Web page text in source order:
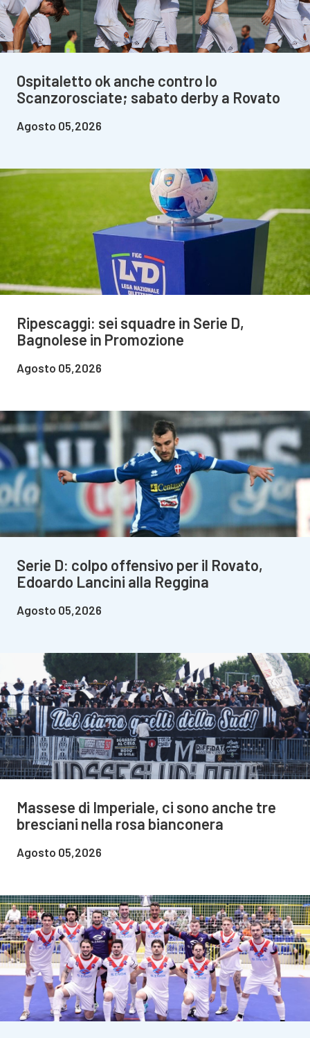
Ospitaletto ok anche contro lo
Scanzorosciate; sabato derby a Rovato
Agosto 05,2026
Ripescaggi: sei squadre in Serie D,
Bagnolese in Promozione
Agosto 05,2026
Serie D: colpo offensivo per il Rovato,
Edoardo Lancini alla Reggina
Agosto 05,2026
Massese di Imperiale, ci sono anche tre
bresciani nella rosa bianconera
Agosto 05,2026